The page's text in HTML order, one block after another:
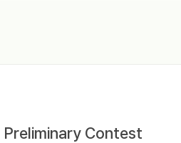
Contest